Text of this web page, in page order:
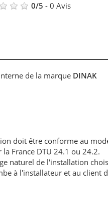
0/5 - 0 Avis
de la marque DINAK
doit être conforme au
France DTU 24.1 ou 24.2.
naturel de l'installation
à l'installateur et au client